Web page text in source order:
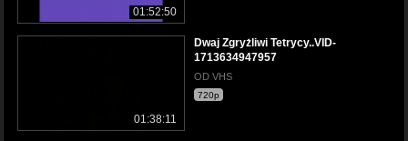
01:52:50
01:38:11
Dwaj Zgryżliwi Tetrycy..VID-
1713634947957
OD VHS
720p